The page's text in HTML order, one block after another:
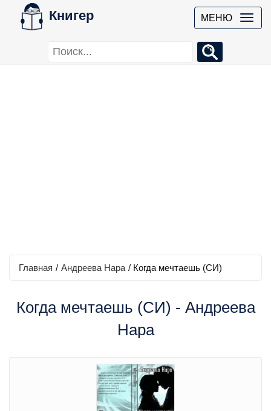
Книгер МЕНЮ
Главная / Андреева Нара / Когда мечтаешь (СИ)
Когда мечтаешь (СИ) - Андреева
Нара